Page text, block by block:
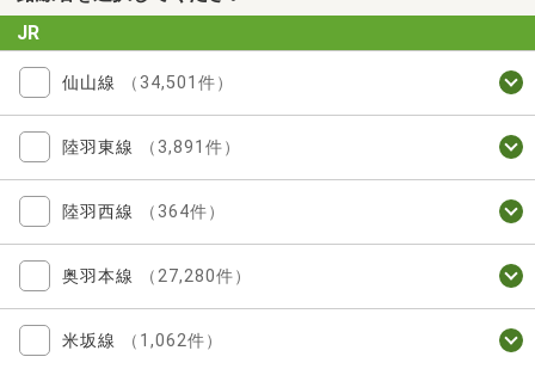
JR
仙山線 （34,501件）
陸羽東線 （3,891件）
陸羽西線 （364件）
奥羽本線 （27,280件）
米坂線 （1,062件）